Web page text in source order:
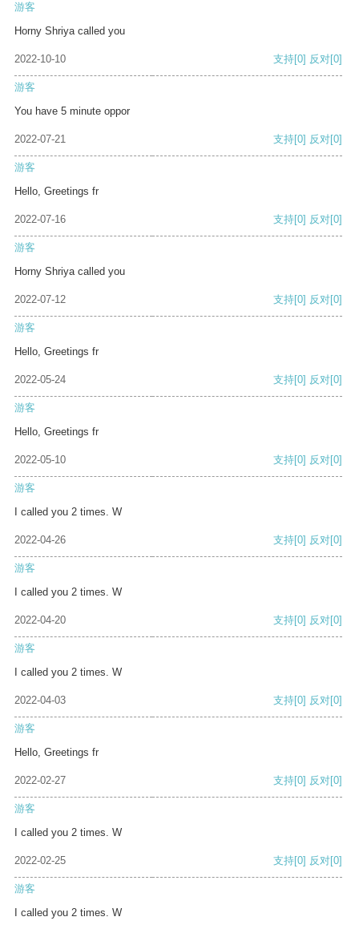
游客
Horny Shriya called you
2022-10-10 支持[0] 反对[0]
游客
You have 5 minute oppor
2022-07-21 支持[0] 反对[0]
游客
Hello, Greetings fr
2022-07-16 支持[0] 反对[0]
游客
Horny Shriya called you
2022-07-12 支持[0] 反对[0]
游客
Hello, Greetings fr
2022-05-24 支持[0] 反对[0]
游客
Hello, Greetings fr
2022-05-10 支持[0] 反对[0]
游客
I called you 2 times. W
2022-04-26 支持[0] 反对[0]
游客
I called you 2 times. W
2022-04-20 支持[0] 反对[0]
游客
I called you 2 times. W
2022-04-03 支持[0] 反对[0]
游客
Hello, Greetings fr
2022-02-27 支持[0] 反对[0]
游客
I called you 2 times. W
2022-02-25 支持[0] 反对[0]
游客
I called you 2 times. W